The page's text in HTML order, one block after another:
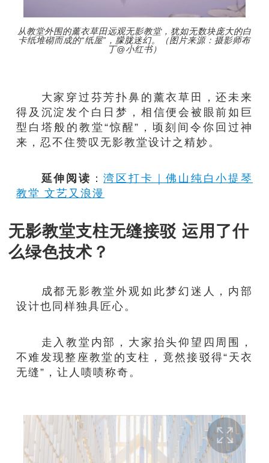
从教堂外围的薰衣草田远观无影教堂，犹如无数块庞大的白
卡纸堆砌而成的“纸屋”，朦胧迷幻。（图片来源：摄影师布
丁@小红书）
大家穿过芬芳扑鼻的薰衣草田，还未来
得及沉淀发个白日梦，相信便会被眼前如巨
型白塔般的教堂“惊醒”，顷刻间令你回过神
来，忍不住赞叹无影教堂设计之精妙。
延伸阅读 ：湾区打卡｜佛山纯白小提琴
教堂 文艺又浪漫
无影教堂支柱无缝接驳 运用了什
么绿色技术？
成都无影教堂外观如此梦幻迷人，内部
设计也同样独具匠心。
走入教堂内部，大家抬头仰望四周围，
不难发现整座教堂的支柱，竟然接驳得“天衣
无缝”，让人啧啧称奇。